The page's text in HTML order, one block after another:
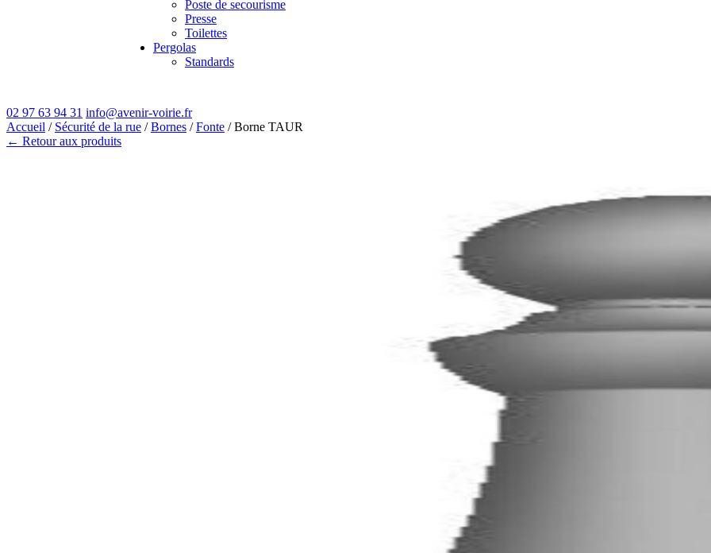
Poste de secourisme
Presse
Toilettes
Pergolas
Standards
02 97 63 94 31 info@avenir-voirie.fr
Accueil / Sécurité de la rue /Bornes /Fonte / Borne TAUR
← Retour aux produits